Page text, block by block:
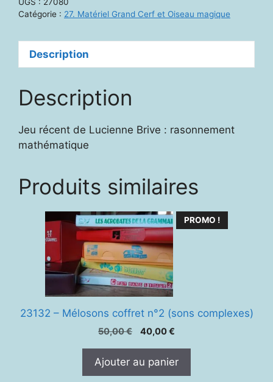
UGS : 27080
Catégorie : 27. Matériel Grand Cerf et Oiseau magique
Description
Description
Jeu récent de Lucienne Brive : rasonnement
mathématique
Produits similaires
PROMO !
23132 – Mélosons coffret n°2 (sons complexes)
50,00€
Le
était :
40,00€
est :
Ajouter au panier